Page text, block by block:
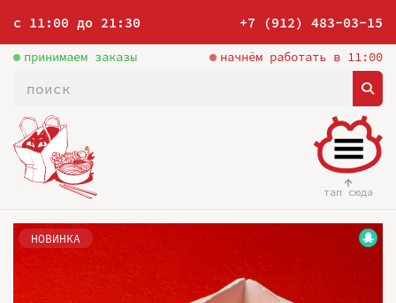
с 11:00 до 21:30 +7 (912) 483-03-15
принимаем заказы начнём работать в 11:00
тап сюда
НОВИНКА